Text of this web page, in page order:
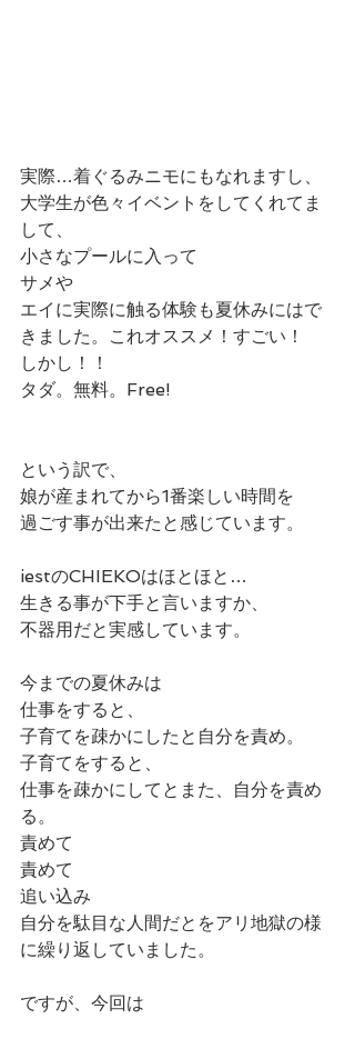
実際…着ぐるみニモにもなれますし、
大学生が色々イベントをしてくれてま
して、
小さなプールに入って
サメや
エイに実際に触る体験も夏休みにはで
きました。これオススメ！すごい！
しかし！！
タダ。無料。Free!
という訳で、
娘が産まれてから1番楽しい時間を
過ごす事が出来たと感じています。
iestのCHIEKOはほとほと…
生きる事が下手と言いますか、
不器用だと実感しています。
今までの夏休みは
仕事をすると、
子育てを疎かにしたと自分を責め。
子育てをすると、
仕事を疎かにしてとまた、自分を責め
る。
責めて
責めて
追い込み
自分を駄目な人間だとをアリ地獄の様
に繰り返していました。
ですが、今回は